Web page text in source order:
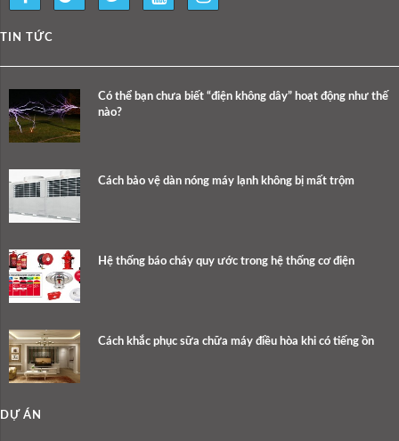
TIN TỨC
Có thể bạn chưa biết “điện không dây” hoạt động như thế
nào?
Cách bảo vệ dàn nóng máy lạnh không bị mất trộm
Hệ thống báo cháy quy ước trong hệ thống cơ điện
Cách khắc phục sữa chữa máy điều hòa khi có tiếng ồn
DỰ ÁN